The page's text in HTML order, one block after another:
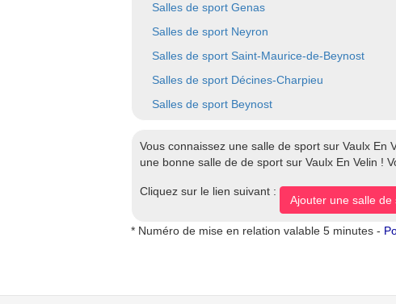
Salles de sport Genas
Salles de sport Neyron
Salles de sport Saint-Maurice-de-Beynost
Salles de sport Décines-Charpieu
Salles de sport Beynost
Vous connaissez une salle de sport sur Vaulx
une bonne salle de de sport sur Vaulx En Velin !
Cliquez sur le lien suivant :
Ajouter une salle de
* Numéro de mise en relation valable 5 minutes -